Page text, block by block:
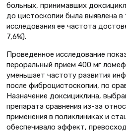
больных, принимавших
до цистоскопии была выявлена в
исследования ее частота
7,6%).
Проведенное исследование
пероральный прием 400 мг
уменьшает частоту развития
после фиброцистоскопии, по
Назначение доксициклина,
препарата сравнения из-за
применения в поликлиниках и
обеспечивало эффект,